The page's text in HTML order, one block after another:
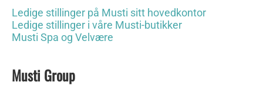
Ledige stillinger på Musti sitt hovedkontor
Ledige stillinger i våre Musti-butikker
Musti Spa og Velvære
Musti Group